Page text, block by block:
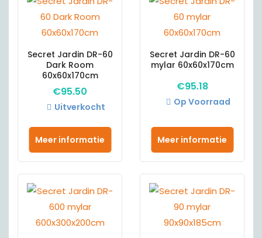
Secret Jardin DR-60
Dark Room
60x60x170cm
€95.50
Meer informatie
Uitverkocht
Secret Jardin DR-60
mylar 60x60x170cm
€95.18
Meer informatie
Op Voorraad